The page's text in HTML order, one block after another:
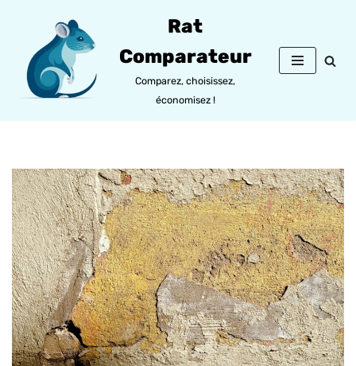
contenu
Rat
Comparateur
Comparez, choisissez,
économisez !